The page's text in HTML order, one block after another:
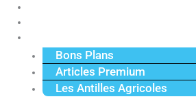
Bons Plans
Articles Premium
Les Antilles Agricoles